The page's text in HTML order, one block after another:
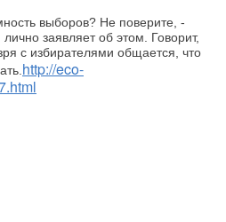
выборов? Не поверите, -
заявляет об этом. Говорит,
с избирателями общается, что
http://eco-